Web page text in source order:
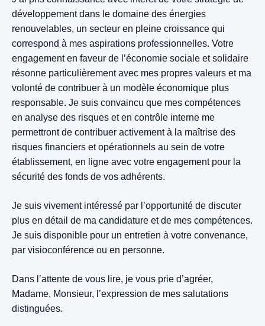
développement dans le domaine des énergies
renouvelables, un secteur en pleine croissance qui
correspond à mes aspirations professionnelles. Votre
engagement en faveur de l’économie sociale et solidaire
résonne particulièrement avec mes propres valeurs et ma
volonté de contribuer à un modèle économique plus
responsable. Je suis convaincu que mes compétences
en analyse des risques et en contrôle interne me
permettront de contribuer activement à la maîtrise des
risques financiers et opérationnels au sein de votre
établissement, en ligne avec votre engagement pour la
sécurité des fonds de vos adhérents.
Je suis vivement intéressé par l’opportunité de discuter
plus en détail de ma candidature et de mes compétences.
Je suis disponible pour un entretien à votre convenance,
par visioconférence ou en personne.
Dans l’attente de vous lire, je vous prie d’agréer,
Madame, Monsieur, l’expression de mes salutations
distinguées.